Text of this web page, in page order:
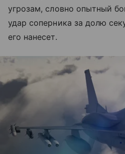
угрозам, словно опытный
удар соперника за долю
его нанесет.